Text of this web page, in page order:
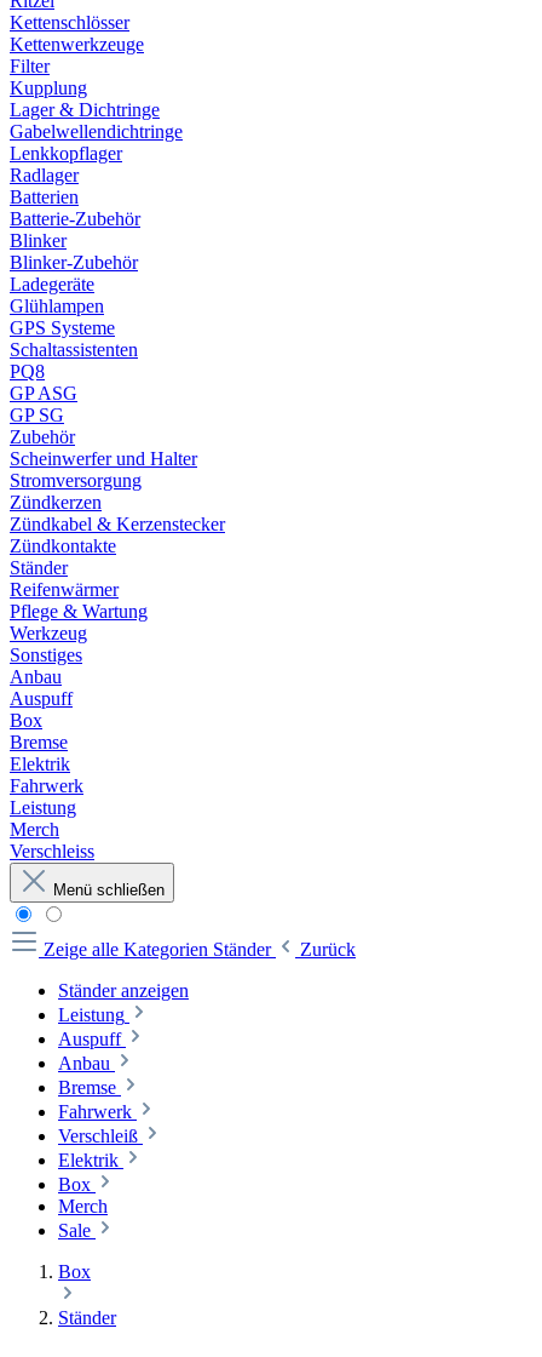
Kettenschlösser
Kettenwerkzeuge
Filter
Kupplung
Lager & Dichtringe
Gabelwellendichtringe
Lenkkopflager
Radlager
Batterien
Batterie-Zubehör
Blinker
Blinker-Zubehör
Ladegeräte
Glühlampen
GPS Systeme
Schaltassistenten
PQ8
GP ASG
GP SG
Zubehör
Scheinwerfer und Halter
Stromversorgung
Zündkerzen
Zündkabel & Kerzenstecker
Zündkontakte
Ständer
Reifenwärmer
Pflege & Wartung
Werkzeug
Sonstiges
Anbau
Auspuff
Box
Bremse
Elektrik
Fahrwerk
Leistung
Merch
Verschleiss
Menü schließen
Zeige alle Kategorien Ständer
Zurück
Ständer anzeigen
Leistung
Auspuff
Anbau
Bremse
Fahrwerk
Verschleiß
Elektrik
Box
Merch
Sale
Box
Ständer